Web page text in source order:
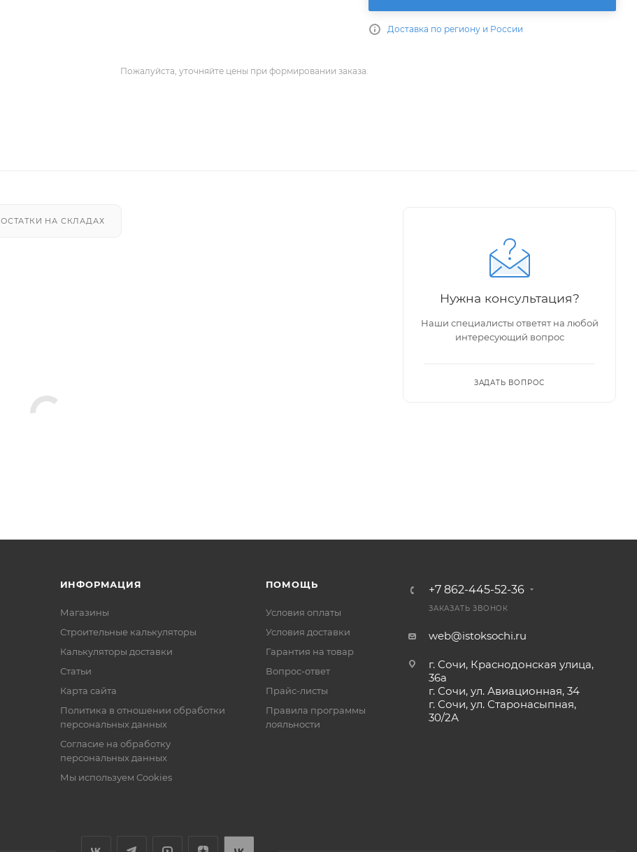
Доставка по региону и России
Пожалуйста, уточняйте цены при формировании заказа.
ОСТАТКИ НА СКЛАДАХ
Нужна консультация?
Наши специалисты ответят на любой
интересующий вопрос
ЗАДАТЬ ВОПРОС
ИНФОРМАЦИЯ
Магазины
Строительные калькуляторы
Калькуляторы доставки
Статьи
Карта сайта
Политика в отношении обработки
персональных данных
Согласие на обработку
персональных данных
Мы используем Cookies
ПОМОЩЬ
Условия оплаты
Условия доставки
Гарантия на товар
Вопрос-ответ
Прайс-листы
Правила программы
лояльности
+7 862-445-52-36
ЗАКАЗАТЬ ЗВОНОК
web@istoksochi.ru
г. Сочи, Краснодонская улица,
36а
г. Сочи, ул. Авиационная, 34
г. Сочи, ул. Старонасыпная,
30/2А